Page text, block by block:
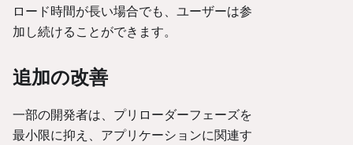
ロード時間が長い場合でも、ユーザーは参
加し続けることができます。
追加の改善
一部の開発者は、プリローダーフェーズを
最小限に抑え、アプリケーションに関連す